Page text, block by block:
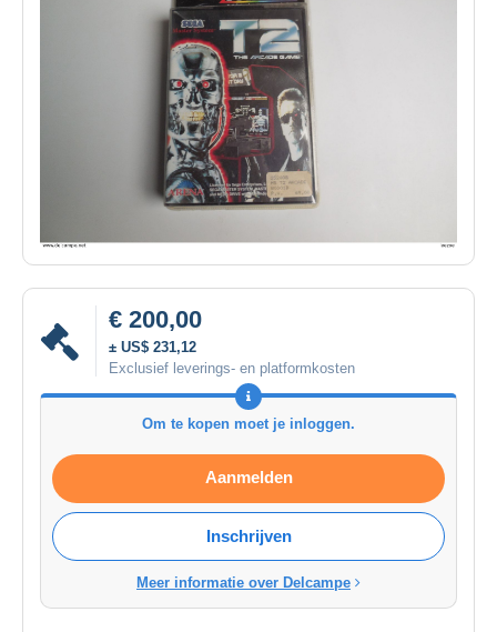
€ 200,00
± US$ 231,12
Exclusief leverings- en platformkosten
Om te kopen moet je inloggen.
Aanmelden
Inschrijven
Meer informatie over Delcampe